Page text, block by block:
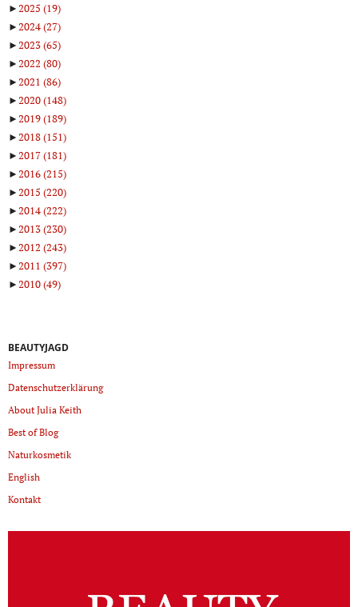
►2025 (19)
►2024(27)
►2023(65)
►2022 (80)
►2021 (86)
►2020(148)
►2019(189)
►2018(151)
►2017(181)
►2016(215)
►2015 (220)
►2014(222)
►2013(230)
►2012 (243)
►2011 (397)
►2010(49)
BEAUTYJAGD
Impressum
Datenschutzerklärung
About Julia Keith
Best of Blog
Naturkosmetik
English
Kontakt